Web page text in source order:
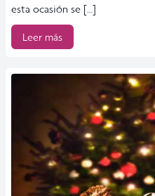
esta ocasión se […]
Leer más